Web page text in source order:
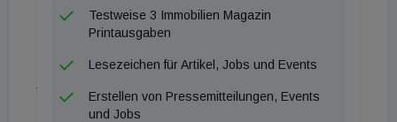
24 % einen überdurchschnittlich hohen Anteil
weiblicher Führungskräfte in den Leitungsebenen.
Im Topmanagement und in den Vorständen sind mit
Auswertung unter rund 97.200 Studierenden an
Testweise 3 Immobilien Magazin
Printausgaben
Lesezeichen für Artikel, Jobs und Events
Erstellen von Pressemitteilungen, Events
und Jobs